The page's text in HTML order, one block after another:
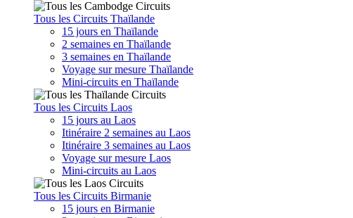
Tous les Circuits Thaïlande
15 jours en Thaïlande
2 semaines en Thaïlande
3 semaines en Thaïlande
Voyage sur mesure Thaïlande
Mini-circuits en Thaïlande
Tous les Circuits Laos
15 jours au Laos
Itinéraire 2 semaines au Laos
Itinéraire 3 semaines au Laos
Voyage sur mesure Laos
Mini-circuits au Laos
Tous les Circuits Birmanie
15 jours en Birmanie